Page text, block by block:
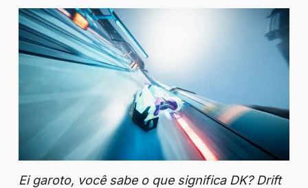
Ei garoto, você sabe o que significa DK? Drift